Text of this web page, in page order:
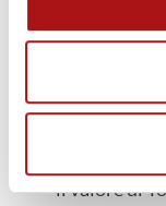
"Il mercato
alle
evolutivi
il valore di